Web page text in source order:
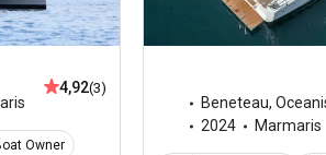
4,92(3)
Owner
Beneteau,
2024
Marmaris